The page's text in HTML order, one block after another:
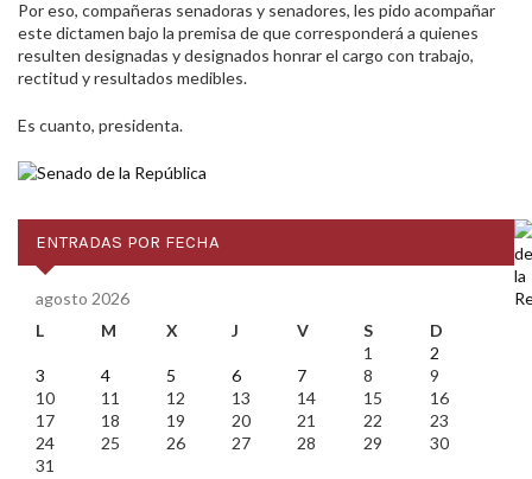
Por eso, compañeras senadoras y senadores, les pido acompañar
este dictamen bajo la premisa de que corresponderá a quienes
resulten designadas y designados honrar el cargo con trabajo,
rectitud y resultados medibles.
Es cuanto, presidenta.
ENTRADAS POR FECHA
agosto 2026
L
M X J V S
D
1
2
3
4 5 6 7 8
9
10
11 12 13 14 15
16
17
18 19 20 21 22
23
24
25 26 27 28 29
30
31